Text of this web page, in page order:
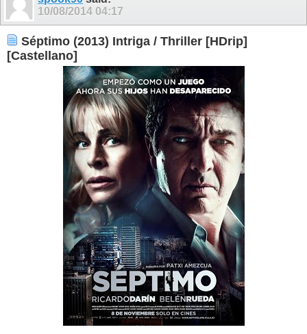
10/08/2014 04:17
Séptimo (2013) Intriga / Thriller [HDrip]
[Castellano]